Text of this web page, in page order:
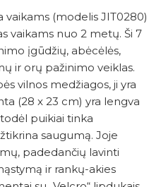
(modelis JIT0280)
vaikams nuo 2 metų. Ši 7
įgūdžių, abėcėlės,
ir orų pažinimo veiklas.
vilnos medžiagos, ji yra
(28 x 23 cm) yra lengva
puikiai tinka
saugumą. Joje
padedančių lavinti
ir rankų-akies